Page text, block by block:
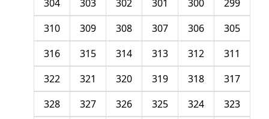
299
300
301
302
303
304
305
306
307
308
309
310
311
312
313
314
315
316
317
318
319
320
321
322
323
324
325
326
327
328